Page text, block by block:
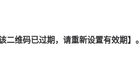
维码已过期，请重新设置有效期】。